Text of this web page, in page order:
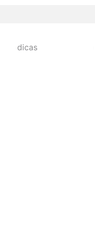
dicas